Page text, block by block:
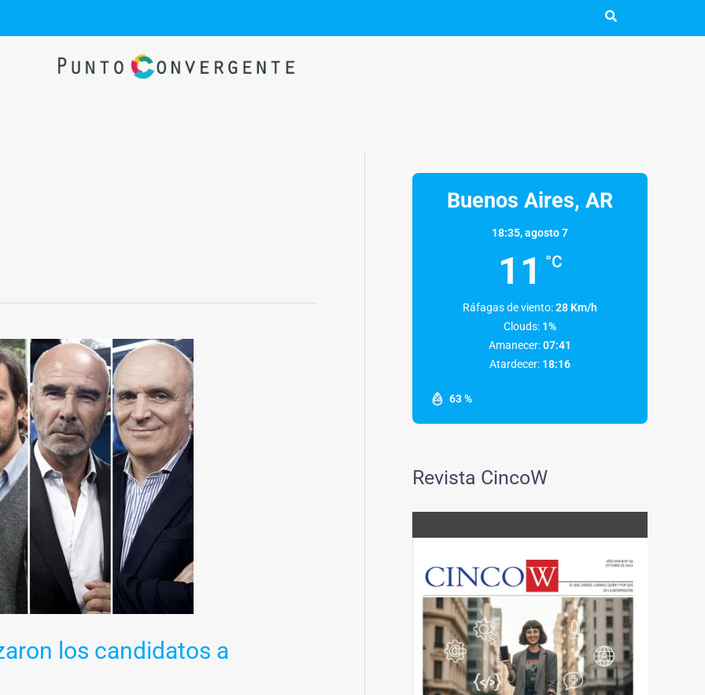
los candidatos a
Buenos Aires, AR
18:35,agosto 7
11 °C
63 %
Ráfagas de viento:28 Km/h
Clouds: 1%
Amanecer:07:41
Atardecer: 18:16
Revista CincoW